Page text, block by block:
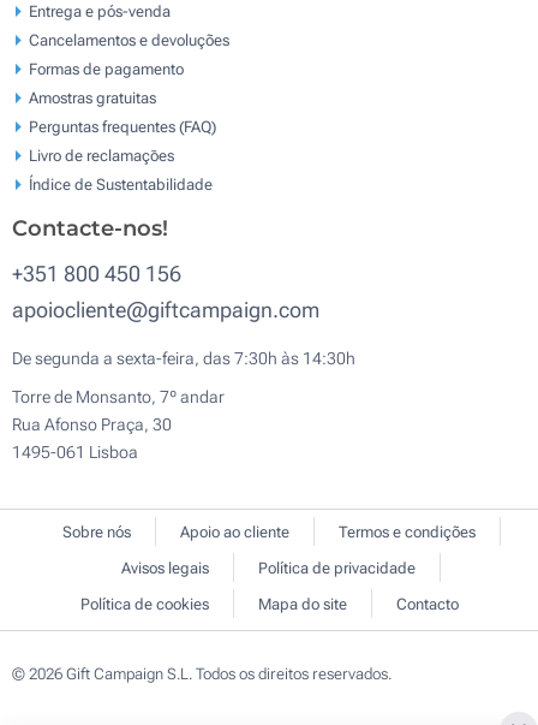
Entrega e pós-venda
Cancelamentos e devoluções
Formas de pagamento
Amostras gratuitas
Perguntas frequentes (FAQ)
Livro de reclamaçōes
Índice de Sustentabilidade
Contacte-nos!
+351 800 450 156
apoiocliente@giftcampaign.com
De segunda a sexta-feira, das 7:30h às 14:30h
Torre de Monsanto, 7º andar
Rua Afonso Praça, 30
1495-061 Lisboa
Sobre nós Apoio ao cliente
Termos e condições
Avisos legais
Política de privacidade
Política de cookies
Mapa do site Contacto
© 2026 Gift Campaign S.L. Todos os direitos reservados.